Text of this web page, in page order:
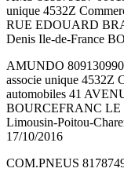
unique 4532Z
RUE EDOUARD
Denis Ile-de-France
AMUNDO 809130990
associe unique 4532Z
automobiles 41
BOURCEFRANC LE
Limousin-Poitou-
17/10/2016
COM.PNEUS